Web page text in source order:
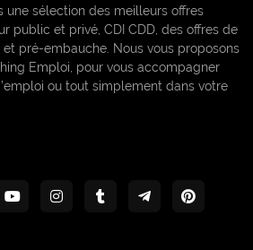
une sélection des meilleurs offres
public et privé, CDI CDD, des offres de
et pré-embauche. Nous vous proposons
Emploi, pour vous accompagner
ou tout simplement dans votre